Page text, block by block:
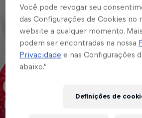
Você pode revogar seu
das Configurações de Cookies no
website a qualquer momento.
podem ser encontradas na nossa
Privacidade e nas Configurações
abaixo.”
Definições de